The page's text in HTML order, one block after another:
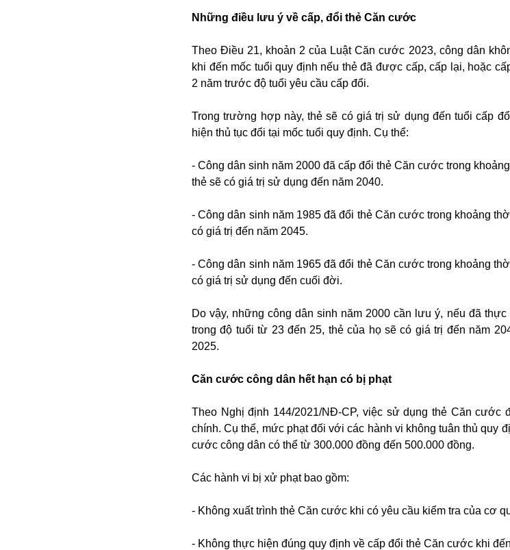
Những điều lưu ý về cấp, đổi thẻ Căn cước
Theo Điều 21, khoản 2 của Luật Căn cước 2023, công dân
khi đến mốc tuổi quy định nếu thẻ đã được cấp, cấp lại, hoặc
2 năm trước độ tuổi yêu cầu cấp đổi.
Trong trường hợp này, thẻ sẽ có giá trị sử dụng đến tuổi cấp
hiện thủ tục đổi tại mốc tuổi quy định. Cụ thể:
- Công dân sinh năm 2000 đã cấp đổi thẻ Căn cước trong
thẻ sẽ có giá trị sử dụng đến năm 2040.
- Công dân sinh năm 1985 đã đổi thẻ Căn cước trong khoảng
có giá trị đến năm 2045.
- Công dân sinh năm 1965 đã đổi thẻ Căn cước trong khoảng
có giá trị sử dụng đến cuối đời.
Do vậy, những công dân sinh năm 2000 cần lưu ý, nếu đã
trong độ tuổi từ 23 đến 25, thẻ của họ sẽ có giá trị đến năm
2025.
Căn cước công dân hết hạn có bị phạt
Theo Nghị định 144/2021/NĐ-CP, việc sử dụng thẻ Căn cước
chính. Cụ thể, mức phạt đối với các hành vi không tuân thủ quy
cước công dân có thể từ 300.000 đồng đến 500.000 đồng.
Các hành vi bị xử phạt bao gồm:
- Không xuất trình thẻ Căn cước khi có yêu cầu kiểm tra của cơ
- Không thực hiện đúng quy định về cấp đổi thẻ Căn cước khi